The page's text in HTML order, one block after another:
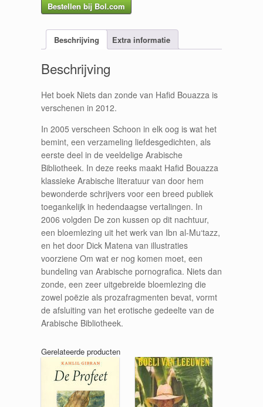
Bestellen bij Bol.com
Beschrijving Extra informatie
Beschrijving
Het boek Niets dan zonde van Hafid Bouazza is
verschenen in 2012.
In 2005 verscheen Schoon in elk oog is wat het
bemint, een verzameling liefdesgedichten, als
eerste deel in de veeldelige Arabische
Bibliotheek. In deze reeks maakt Hafid Bouazza
klassieke Arabische literatuur van door hem
bewonderde schrijvers voor een breed publiek
toegankelijk in hedendaagse vertalingen. In
2006 volgden De zon kussen op dit nachtuur,
een bloemlezing uit het werk van Ibn al-Mu‘tazz,
en het door Dick Matena van illustraties
voorziene Om wat er nog komen moet, een
bundeling van Arabische pornografica. Niets dan
zonde, een zeer uitgebreide bloemlezing die
zowel poëzie als prozafragmenten bevat, vormt
de afsluiting van het erotische gedeelte van de
Arabische Bibliotheek.
Gerelateerde producten